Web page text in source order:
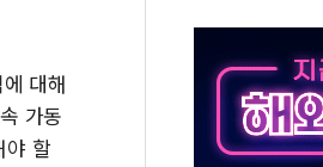
톤 낮춰
항시 '시끌'
…수도권 집중 완화 전환점"
대해
가동
야 할